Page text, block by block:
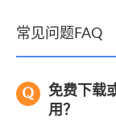
常见问题FAQ
免费下载
用？